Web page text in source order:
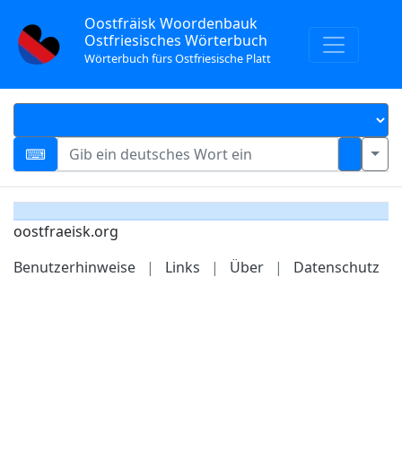
Oostfräisk Woordenbauk
Ostfriesisches Wörterbuch
Wörterbuch fürs Ostfriesische Platt
oostfraeisk.org
Benutzerhinweise
| Links | Über | Datenschutz